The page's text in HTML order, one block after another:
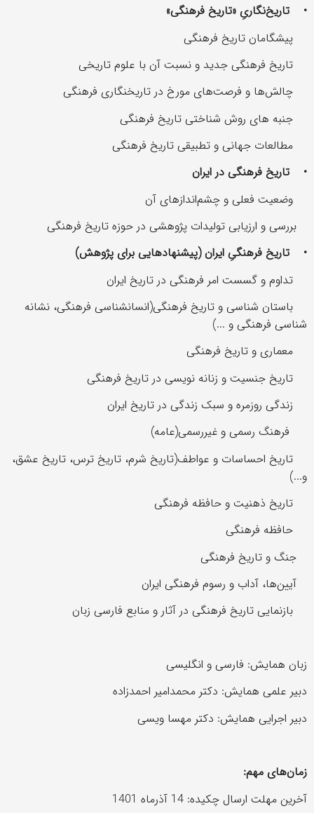
•
تاریخ‌نگاریِ «تاریخ فرهنگی»
پیشگامان تاریخ فرهنگی
تاریخ فرهنگی جدید و نسبت آن با علوم تاریخی
چالش‌ها و فرصت‌های مورخ در تاریخنگاری فرهنگی
جنبه های روش شناختی تاریخ فرهنگی
مطالعات جهانی و تطبیقی تاریخ فرهنگی
•
تاریخ فرهنگی در ایران
وضعیت فعلی و چشم‌اندازهای آن
بررسی و ارزیابی تولیدات پژوهشی در حوزه تاریخ فرهنگی
•
تاریخ فرهنگیِ ایران (پیشنهادهایی برای پژوهش)
تداوم و گسست امر فرهنگی در تاریخ ایران
باستان شناسی و تاریخ فرهنگی(انسانشناسی فرهنگی، نشانه
شناسی فرهنگی و ...)
معماری و تاریخ فرهنگی
تاریخ جنسیت و زنانه نویسی در تاریخ فرهنگی
زندگی روزمره و سبک زندگی در تاریخ ایران
فرهنگ رسمی و غیررسمی(عامه)
تاریخ احساسات و عواطف(تاریخ شرم، تاریخ ترس، تاریخ عشق،
و...)
تاریخ ذهنیت و حافظه فرهنگی
حافظه فرهنگی
جنگ و تاریخ فرهنگی
آیین‌ها، آداب و رسوم فرهنگی ایران
بازنمایی تاریخ فرهنگی در آثار و منابع فارسی زبان
زبان همایش: فارسی و انگلیسی
دبیر علمی همایش: دکتر محمدامیر احمدزاده
دبیر اجرایی همایش: دکتر مهسا ویسی
زمان‌های مهم:
آخرین مهلت ارسال چکیده: 14 آذرماه 1401